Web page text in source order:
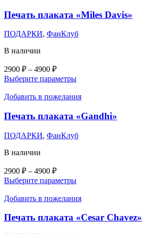
вариаций.
Опции
можно
выбрать
Печать плаката «Miles Davis»
ПОДАРКИ, ФанКлуб
В наличии
2900 ₽ – 4900 ₽Диапазон
цен:
–
Выберите параметрыЭтот
имеет
вариаций.
Опции
можно
выбрать
Добавить в пожелания
Печать плаката «Gandhi»
ПОДАРКИ, ФанКлуб
В наличии
2900 ₽ – 4900 ₽Диапазон
цен:
–
Выберите параметрыЭтот
имеет
вариаций.
Добавить в пожелания
Печать плаката «Cesar Chavez»